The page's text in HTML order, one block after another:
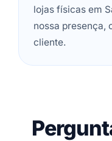
lojas físicas em
nossa presença,
cliente.